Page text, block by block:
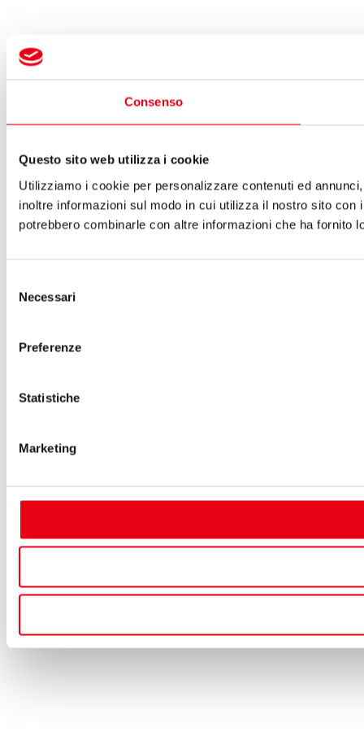
Consenso
Questo sito web utilizza i cookie
Utilizziamo i cookie per personalizzare contenuti ed
inoltre informazioni sul modo in cui utilizza il nostro sito
potrebbero combinarle con altre informazioni che ha fornito
delNecessari
Preferenze
Statistiche
Marketing